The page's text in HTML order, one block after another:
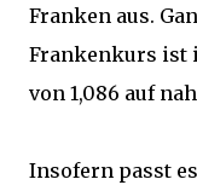
Franken aus.
Frankenkurs ist
von 1,086 auf
Insofern passt